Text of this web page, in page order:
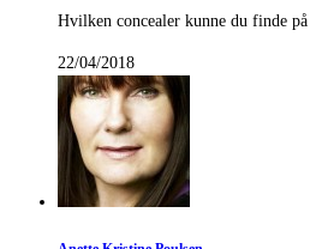
Hvilken concealer kunne du finde
22/04/2018